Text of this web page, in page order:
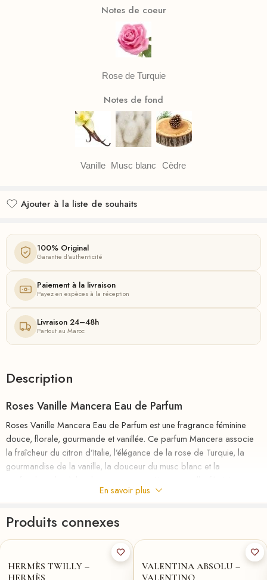
Notes de coeur
Rose de Turquie
Notes de fond
Vanille Musc blanc Cèdre
Ajouter à la liste de souhaits
100% Original
Garantie d'authenticité
Paiement à la livraison
Payez en espèces à la réception
Livraison 24–48h
Partout au Maroc
Description
Roses Vanille Mancera Eau de Parfum
Roses Vanille Mancera Eau de Parfum est une fragrance féminine
douce, florale, gourmande et vanillée. Ce parfum Mancera associe
la fraîcheur du citron d’Italie, l’élégance de la rose de Turquie, la
gourmandise de la vanille, la douceur du musc blanc et la
Les notes de tête sontCitron d’Italie
Les notes de cœur sont Rose de Turquie
Les notes de fond sont Vanille, Musc blanc et Cèdre.
En savoir plus
Produits connexes
85-ml ★ 50-ml
HERMÈS TWILLY –
HERMÈS
VALENTINA ABSOLU –
VALENTINO